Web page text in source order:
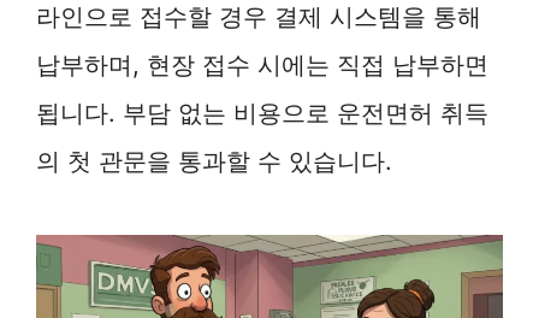
라인으로 접수할 경우 결제 시스템을 통해
납부하며, 현장 접수 시에는 직접 납부하면
됩니다. 부담 없는 비용으로 운전면허 취득
의 첫 관문을 통과할 수 있습니다.